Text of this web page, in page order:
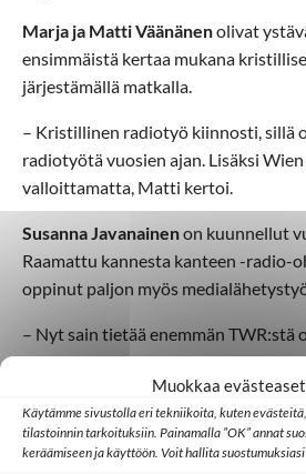
Muokkaa
Käytämme sivustolla eri tekniikoita, kuten
tilastoinnin tarkoituksiin. Painamalla ”OK” annat
keräämiseen ja käyttöön. Voit hallita
Marja ja Matti Väänänenolivat
ensimmäistä kertaa mukana
järjestämällä matkalla.
– Kristillinen radiotyö kiinnosti, sillä
radiotyötä vuosien ajan. Lisäksi
valloittamatta, Matti kertoi.
Susanna Javanainenon kuunnellut
Raamattu kannesta kanteen -radio-
oppinut paljon myös
– Nyt sain tietää enemmän TWR:stä
nähdä, mitä työ käytännössä on.
Susannan mielestä matka
kohteet kiinnostavia. Toivoa naisille/
läheisemmäksi, kun sai kuulla